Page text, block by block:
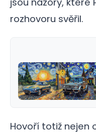
rozhovoru svěřil.
Hovoří totiž nejen